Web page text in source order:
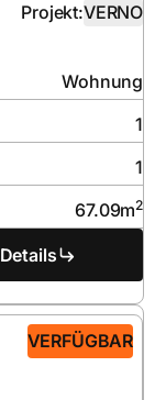
Projekt:VERNO
Wohnung
1
1
67.09m2
Details
VERFÜGBAR